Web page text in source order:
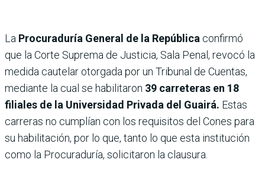
La Procuraduría General de la República confirmó
que la Corte Suprema de Justicia, Sala Penal, revocó la
medida cautelar otorgada por un Tribunal de Cuentas,
mediante la cual se habilitaron 39 carreteras en 18
filiales de la Universidad Privada del Guairá. Estas
carreras no cumplían con los requisitos del Cones para
su habilitación, por lo que, tanto lo que esta institución
como la Procuraduría, solicitaron la clausura.